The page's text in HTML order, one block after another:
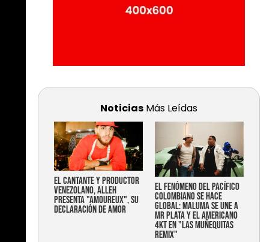
Noticias Más Leídas
EL CANTANTE Y PRODUCTOR
VENEZOLANO, ALLEH
PRESENTA "AMOUREUX", SU
DECLARACIÓN DE AMOR
EL FENÓMENO DEL PACÍFICO
COLOMBIANO SE HACE
GLOBAL: MALUMA SE UNE A
MR PLATA Y EL AMERICANO
4KT EN "LAS MUÑEQUITAS
REMIX"